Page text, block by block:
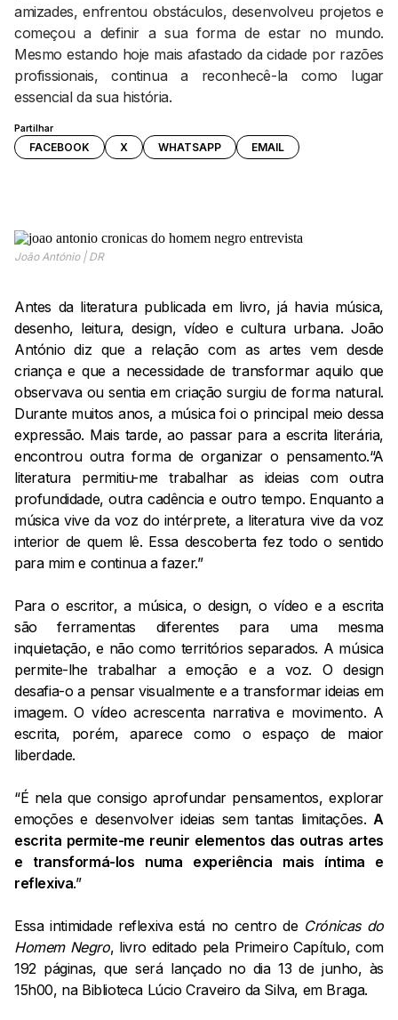
Partilhar
FACEBOOK X WHATSAPP EMAIL
amizades, enfrentou obstáculos, desenvolveu projetos e
começou a definir a sua forma de estar no mundo.
Mesmo estando hoje mais afastado da cidade por razões
profissionais, continua a reconhecê-la como lugar
essencial da sua história.
João António | DR
Antes da literatura publicada em livro, já havia música,
desenho, leitura, design, vídeo e cultura urbana. João
António diz que a relação com as artes vem desde
criança e que a necessidade de transformar aquilo que
observava ou sentia em criação surgiu de forma natural.
Durante muitos anos, a música foi o principal meio dessa
expressão. Mais tarde, ao passar para a escrita literária,
encontrou outra forma de organizar o pensamento.“A
literatura permitiu-me trabalhar as ideias com outra
profundidade, outra cadência e outro tempo. Enquanto a
música vive da voz do intérprete, a literatura vive da voz
interior de quem lê. Essa descoberta fez todo o sentido
para mim e continua a fazer.”
Para o escritor, a música, o design, o vídeo e a escrita
são ferramentas diferentes para uma mesma
inquietação, e não como territórios separados. A música
permite-lhe trabalhar a emoção e a voz. O design
desafia-o a pensar visualmente e a transformar ideias em
imagem. O vídeo acrescenta narrativa e movimento. A
escrita, porém, aparece como o espaço de maior
liberdade.
“É nela que consigo aprofundar pensamentos, explorar
emoções e desenvolver ideias sem tantas limitações.A
escrita permite-me reunir elementos das outras artes
e transformá-los numa experiência mais íntima e
reflexiva.”
Essa intimidade reflexiva está no centro de Crónicas do
Homem Negro, livro editado pela Primeiro Capítulo, com
192 páginas, que será lançado no dia 13 de junho, às
15h00, na Biblioteca Lúcio Craveiro da Silva, em Braga.